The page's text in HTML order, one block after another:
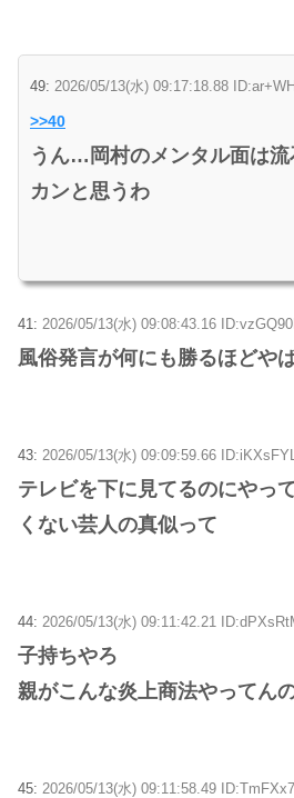
49: 2026/05/13(水) 09:17:18.88
>>40
うん…岡村のメンタル面は
カンと思うわ
41: 2026/05/13(水) 09:08:43.16
風俗発言が何にも勝るほどや
43: 2026/05/13(水) 09:09:59.66
テレビを下に見てるのにやっ
くない芸人の真似って
44: 2026/05/13(水) 09:11:42.21
子持ちやろ
親がこんな炎上商法やってん
45: 2026/05/13(水) 09:11:58.49